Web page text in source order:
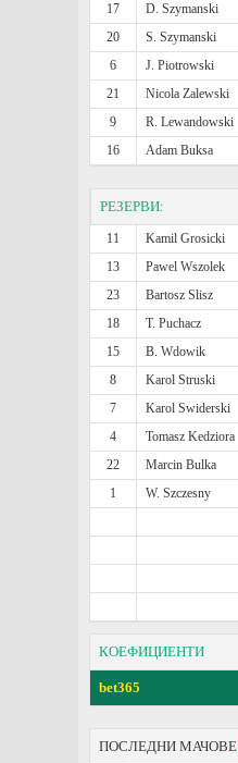
17
D. Szymanski
20
S. Szymanski
6
J. Piotrowski
21
Nicola Zalewski
9
R. Lewandowski
16
Adam Buksa
РЕЗЕРВИ:
11 Kamil Grosicki
13
Pawel Wszolek
23
Bartosz Slisz
18
T. Puchacz
15
B. Wdowik
8
Karol Struski
7
Karol Swiderski
4
Tomasz Kedziora
22
Marcin Bulka
1
W. Szczesny
КОЕФИЦИЕНТИ
bet365
ПОСЛЕДНИ МАЧОВЕ